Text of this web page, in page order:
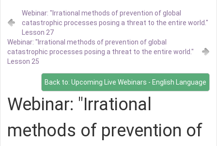
Webinar: "Irrational methods of prevention of global
catastrophic processes posing a threat to the entire world."
Lesson 27
Webinar: "Irrational methods of prevention of global
catastrophic processes posing a threat to the entire world."
Lesson 25
Back to: Upcoming Live Webinars - English Language
Webinar: "Irrational
methods of prevention of